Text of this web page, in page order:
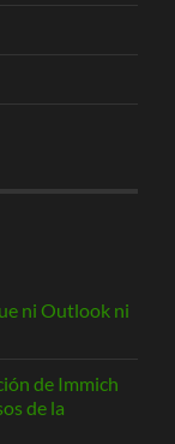
ni Outlook ni
de Immich
de la